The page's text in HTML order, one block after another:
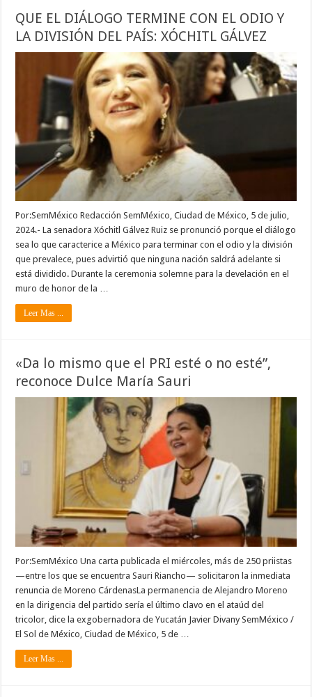
QUE EL DIÁLOGO TERMINE CON EL ODIO Y
LA DIVISIÓN DEL PAÍS: XÓCHITL GÁLVEZ
Por:SemMéxico Redacción SemMéxico, Ciudad de México, 5 de julio,
2024.- La senadora Xóchitl Gálvez Ruiz se pronunció porque el diálogo
sea lo que caracterice a México para terminar con el odio y la división
que prevalece, pues advirtió que ninguna nación saldrá adelante si
está dividido. Durante la ceremonia solemne para la develación en el
muro de honor de la …
Leer Mas ...
«Da lo mismo que el PRI esté o no esté”,
reconoce Dulce María Sauri
Por:SemMéxico Una carta publicada el miércoles, más de 250 priistas
—entre los que se encuentra Sauri Riancho— solicitaron la inmediata
renuncia de Moreno CárdenasLa permanencia de Alejandro Moreno
en la dirigencia del partido sería el último clavo en el ataúd del
tricolor, dice la exgobernadora de Yucatán Javier Divany SemMéxico /
El Sol de México, Ciudad de México, 5 de …
Leer Mas ...